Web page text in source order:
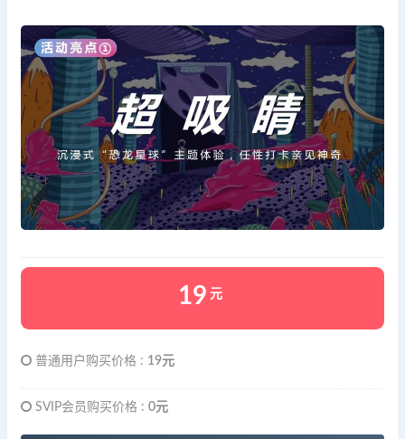
19 元
普通用户购买价格 : 19元
SVIP会员购买价格 : 0元